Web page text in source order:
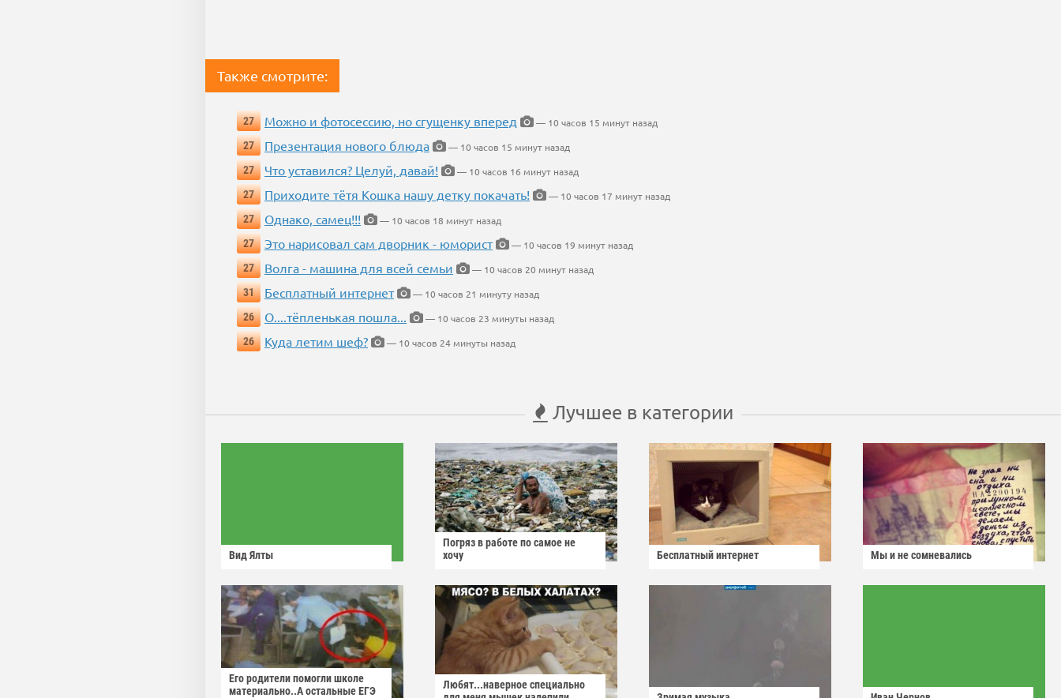
Также смотрите:
27 Можно и фотосессию, но сгущенку вперед
— 10 часов 15 минут назад
27
Презентация нового блюда
— 10 часов 15 минут назад
27
Что уставился? Целуй, давай!
— 10 часов 16 минут назад
27
Приходите тётя Кошка нашу детку покачать!
— 10 часов 17 минут назад
27
Однако, самец!!!
— 10 часов 18 минут назад
27
Это нарисовал сам дворник - юморист
— 10 часов 19 минут назад
27
Волга - машина для всей семьи
— 10 часов 20 минут назад
31
Бесплатный интернет
— 10 часов 21 минуту назад
26
О....тёпленькая пошла...
— 10 часов 23 минуты назад
26
Куда летим шеф? — 10 часов 24 минуты назад
Лучшее в категории
Вид Ялты
Погряз в работе по самое не
хочу
Бесплатный интернет Мы и не сомневались
Его родители помогли школе
материально..А остальные ЕГЭ
Любят...наверное специально